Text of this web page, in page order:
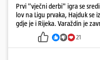
Prvi "vječni derbi" igra se
lov na Ligu prvaka, Hajduk se
gdje je i Rijeka. Varaždin je
21